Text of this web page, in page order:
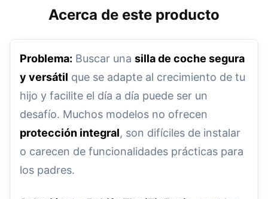
Acerca de este producto
Problema: Buscar una silla de coche segura
y versátil que se adapte al crecimiento de tu
hijo y facilite el día a día puede ser un
desafío. Muchos modelos no ofrecen
protección integral, son difíciles de instalar
o carecen de funcionalidades prácticas para
los padres.